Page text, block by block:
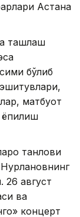
Астана
ташлаш
бўлиб
матбуот
ёпилиш
танлови
Нурлановнинг
26 август
ва
концерт